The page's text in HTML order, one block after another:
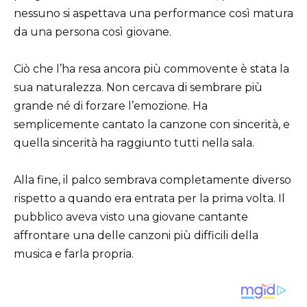
nessuno si aspettava una performance così matura
da una persona così giovane.
Ciò che l’ha resa ancora più commovente è stata la
sua naturalezza. Non cercava di sembrare più
grande né di forzare l’emozione. Ha
semplicemente cantato la canzone con sincerità, e
quella sincerità ha raggiunto tutti nella sala.
Alla fine, il palco sembrava completamente diverso
rispetto a quando era entrata per la prima volta. Il
pubblico aveva visto una giovane cantante
affrontare una delle canzoni più difficili della
musica e farla propria.